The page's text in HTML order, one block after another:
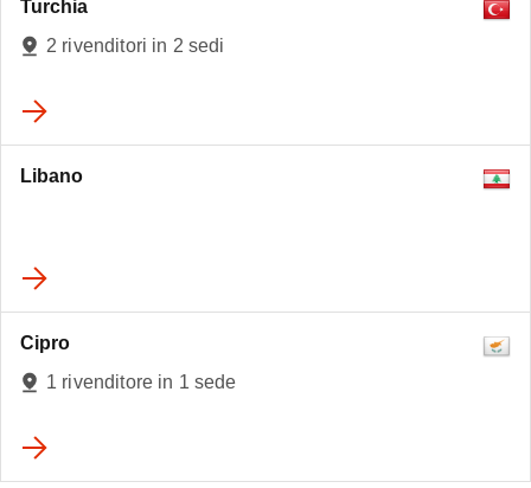
Turchia
2 rivenditori in 2 sedi
Libano
Cipro
1 rivenditore in 1 sede